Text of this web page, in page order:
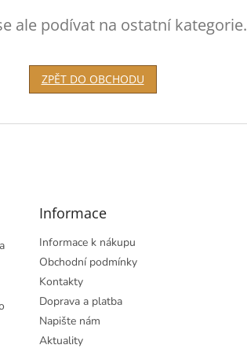
ale podívat na ostatní kategorie.
ZPĚT DO OBCHODU
Informace
Informace k nákupu
Obchodní podmínky
Kontakty
Doprava a platba
Napište nám
Aktuality